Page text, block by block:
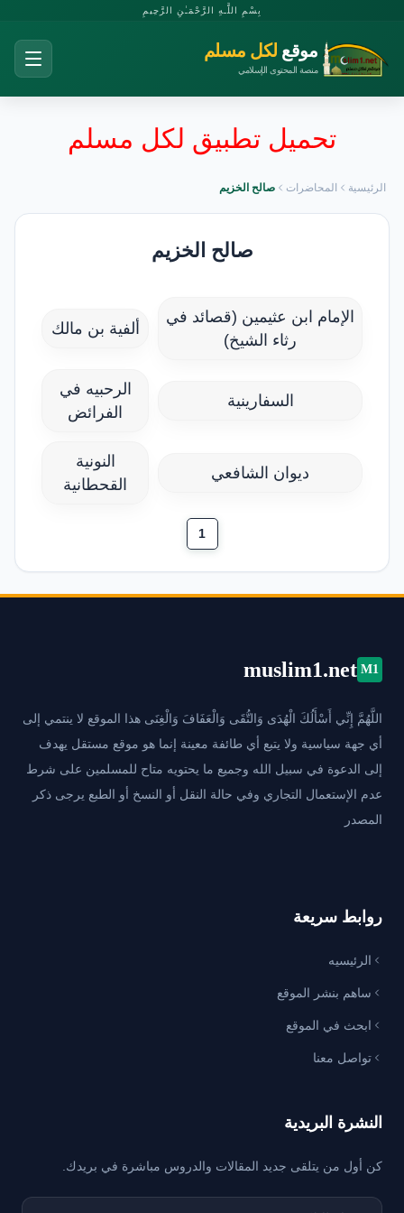
بِسْمِ اللَّـهِ الرَّحْمَـٰنِ الرَّحِيمِ
موقع لكل مسلم
منصة المحتوى الإسلامي
تحميل تطبيق لكل مسلم
الرئيسية المحاضرات صالح الخزيم
صالح الخزيم
الإمام ابن عثيمين (قصائد في
رثاء الشيخ)
ألفية بن مالك
السفارينية
الرحبيه في
الفرائض
ديوان الشافعي
النونية
القحطانية
1
M1
muslim1.net
اللَّهُمَّ إِنِّي أَسْأَلُكَ الْهُدَى وَالتُّقَى وَالْعَفَافَ وَالْغِنَى هذا الموقع لا ينتمي إلى
أي جهة سياسية ولا يتبع أي طائفة معينة إنما هو موقع مستقل يهدف
إلى الدعوة في سبيل الله وجميع ما يحتويه متاح للمسلمين على شرط
عدم الإستعمال التجاري وفي حالة النقل أو النسخ أو الطبع يرجى ذكر
المصدر
روابط سريعة
الرئيسيه
ساهم بنشر الموقع
ابحث في الموقع
تواصل معنا
النشرة البريدية
كن أول من يتلقى جديد المقالات والدروس مباشرة في بريدك.